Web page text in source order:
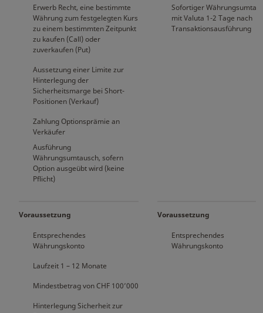
Erwerb Recht, eine bestimmte
Währung zum festgelegten Kurs
zu einem bestimmten Zeitpunkt
zu kaufen (Call) oder
zuverkaufen (Put)
Aussetzung einer Limite zur
Hinterlegung der
Sicherheitsmarge bei Short-
Positionen (Verkauf)
Zahlung Optionsprämie an
Verkäufer
Ausführung
Währungsumtausch, sofern
Option ausgeübt wird (keine
Pflicht)
Sofortiger
mit Valuta 1-2 Tage nach
Transaktionsausführung
Voraussetzung
Entsprechendes
Währungskonto
Laufzeit 1 – 12 Monate
Mindestbetrag von CHF 100’000
Hinterlegung Sicherheit zur
Voraussetzung
Entsprechendes
Währungskonto